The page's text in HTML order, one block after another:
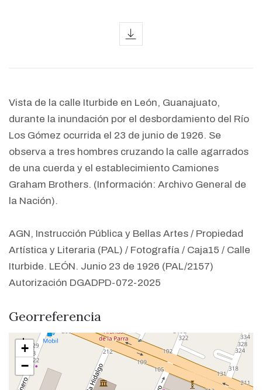
Vista de la calle Iturbide en León, Guanajuato,
durante la inundación por el desbordamiento del Río
Los Gómez ocurrida el 23 de junio de 1926. Se
observa a tres hombres cruzando la calle agarrados
de una cuerda y el establecimiento Camiones
Graham Brothers. (Información: Archivo General de
la Nación).
AGN, Instrucción Pública y Bellas Artes / Propiedad
Artística y Literaria (PAL) / Fotografía / Caja15 / Calle
Iturbide. LEÓN. Junio 23 de 1926 (PAL/2157)
Autorización DGADPD-072-2025
Georreferencia
+
−